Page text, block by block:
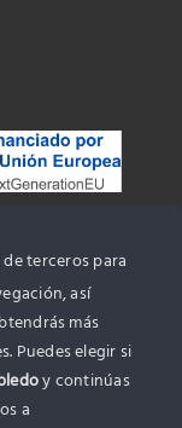
de
terceros para
así
más
Puedes elegir si
y continúas
a